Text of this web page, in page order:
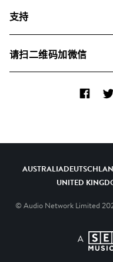
专辑
我们如何运用AI
支持
关于我们
请扫二维码加微信
AUSTRALIA
UNITED
© Audio Network Limited